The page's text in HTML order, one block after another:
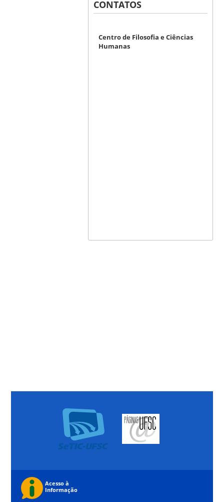
CONTATOS
Centro de Filosofia e Ciências
Humanas